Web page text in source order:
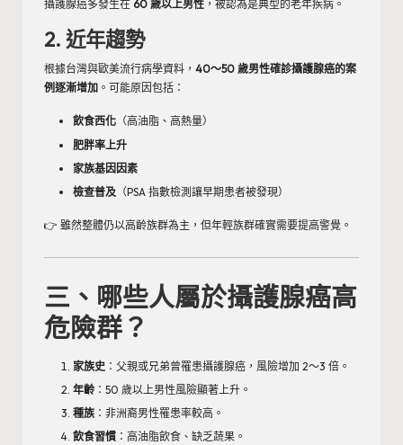
攝護腺癌多發生在 60 歲以上男性 ，被認為是典型的老年疾病。
2. 近年趨勢
根據台灣與歐美流行病學資料， 40～50 歲男性確診攝護腺癌的案
例逐漸增加 。可能原因包括：
飲食西化 （高油脂、高熱量）
肥胖率上升
家族基因因素
檢查普及 （PSA 指數檢測讓早期患者被發現）
👉 雖然整體仍以高齡族群為主，但年輕族群確實需要提高警覺。
三、哪些人屬於攝護腺癌高
危險群？
家族史 ：父親或兄弟曾罹患攝護腺癌，風險增加 2～3 倍。
年齡 ：50 歲以上男性風險顯著上升。
種族 ：非洲裔男性罹患率較高。
飲食習慣 ：高油脂飲食、缺乏蔬果。